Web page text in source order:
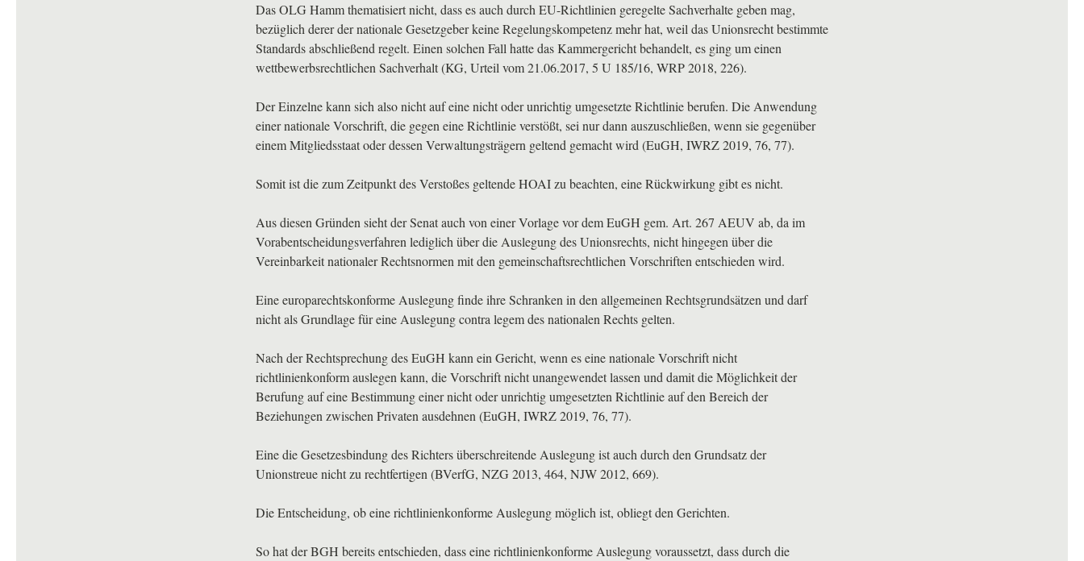
DasOLG Hamm thematisiert nicht, dass es auch durch EU-Richtlinien geregelte Sachverhalte geben mag,
bezüglich derer der nationale Gesetzgeber keine Regelungskompetenz mehr hat, weil das Unionsrecht bestimmte
Standards abschließend regelt. Einen solchen Fall hatte das Kammergericht behandelt, es ging um einen
wettbewerbsrechtlichen Sachverhalt (KG, Urteil vom 21.06.2017, 5 U 185/16, WRP2018, 226).
Der Einzelne kann sich also nicht auf eine nicht oder unrichtig umgesetzte Richtlinie berufen. Die Anwendung
einer nationale Vorschrift, die gegen eine Richtlinie verstößt, sei nur dann auszuschließen, wenn sie gegenüber
einem Mitgliedsstaat oder dessen Verwaltungsträgern geltend gemacht wird (EuGH, IWRZ2019, 76, 77).
Somit ist die zum Zeitpunkt des Verstoßes geltendeHOAIzu beachten, eine Rückwirkung gibt es nicht.
Aus diesen Gründen sieht der Senat auch von einer Vorlage vor dem EuGH gem. Art. 267 AEUV ab, da im
Vorabentscheidungsverfahren lediglich über die Auslegung des Unionsrechts, nicht hingegen über die
Vereinbarkeit nationaler Rechtsnormen mit den gemeinschaftsrechtlichen Vorschriften entschieden wird.
Eine europarechtskonforme Auslegung finde ihre Schranken in den allgemeinen Rechtsgrundsätzen und darf
nicht als Grundlage für eine Auslegung contra legem des nationalen Rechts gelten.
Nach der Rechtsprechung des EuGH kann ein Gericht, wenn es eine nationale Vorschrift nicht
richtlinienkonform auslegen kann, die Vorschrift nicht unangewendet lassen und damit die Möglichkeit der
Berufung auf eine Bestimmung einer nicht oder unrichtig umgesetzten Richtlinie auf den Bereich der
Beziehungen zwischen Privaten ausdehnen (EuGH, IWRZ2019, 76, 77).
Eine die Gesetzesbindung des Richters überschreitende Auslegung ist auch durch den Grundsatz der
Unionstreue nicht zu rechtfertigen (BVerfG, NZG 2013, 464, NJW2012, 669).
Die Entscheidung, ob eine richtlinienkonforme Auslegung möglich ist, obliegt den Gerichten.
So hat derBGH bereits entschieden, dass eine richtlinienkonforme Auslegung voraussetzt, dass durch die